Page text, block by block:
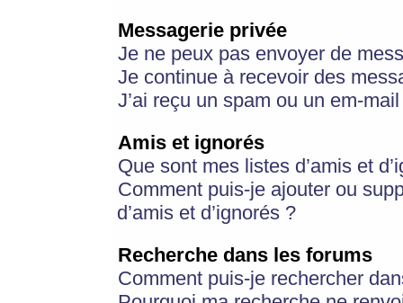
Messagerie privée
Je ne peux pas envoyer de
Je continue à recevoir des
J’ai reçu un spam ou un em-
Amis et ignorés
Que sont mes listes d’amis et
Comment puis-je ajouter ou
d’amis et d’ignorés ?
Recherche dans les forums
Comment puis-je rechercher